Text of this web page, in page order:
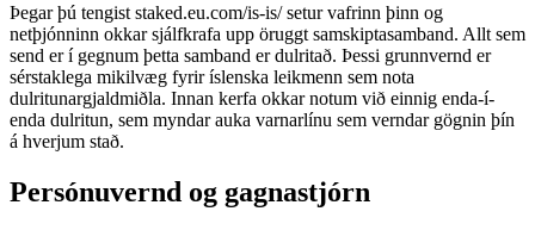
Þegar þú tengist staked.eu.com/is-is/ setur vafrinn þinn og
netþjónninn okkar sjálfkrafa upp öruggt samskiptasamband. Allt sem
send er í gegnum þetta samband er dulritað. Þessi grunnvernd er
sérstaklega mikilvæg fyrir íslenska leikmenn sem nota
dulritunargjaldmiðla. Innan kerfa okkar notum við einnig enda-í-
enda dulritun, sem myndar auka varnarlínu sem verndar gögnin þín
á hverjum stað.
Persónuvernd og gagnastjórn